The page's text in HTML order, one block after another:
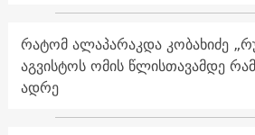
რატომ ალაპარაკდა კობახიძე
აგვისტოს ომის წლისთავამდე
ადრე